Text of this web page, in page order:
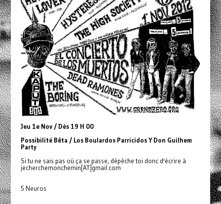
Jeu 1e Nov / Dès 19 H 00
Possibilité Bêta / Los Boulardos Parricidos Y Don Guilhem
Party
Si tu ne sais pas où ça se passe, dépêche toi donc d'écrire à
jecherchemonchemin[AT]gmail.com
5 Neuros